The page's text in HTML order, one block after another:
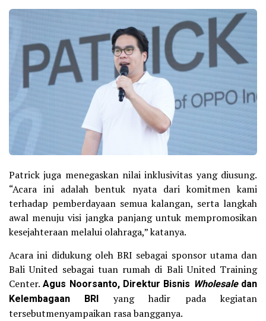
Patrick juga menegaskan nilai inklusivitas yang diusung.
“Acara ini adalah bentuk nyata dari komitmen kami
terhadap pemberdayaan semua kalangan, serta langkah
awal menuju visi jangka panjang untuk mempromosikan
kesejahteraan melalui olahraga,” katanya.
Acara ini didukung oleh BRI sebagai sponsor utama dan
Bali United sebagai tuan rumah di Bali United Training
Center.Agus Noorsanto, Direktur Bisnis Wholesaledan
Kelembagaan BRI yang hadir pada kegiatan
tersebutmenyampaikan rasa bangganya.